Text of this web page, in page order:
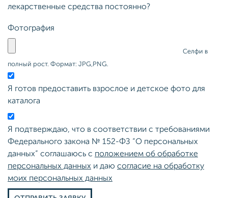
лекарственные средства постоянно?
Фотография
Селфи в
полный рост. Формат: JPG,PNG.
Я готов предоставить взрослое и детское фото для
каталога
Я подтверждаю, что в соответствии с требованиями
Федерального закона № 152-ФЗ “О персональных
данных” соглашаюсь с положением об обработке
персональных данных и даю согласие на обработку
моих персональных данных